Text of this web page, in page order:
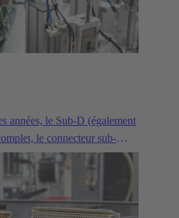
années, le Sub-D (également
le connecteur sub-
une solution éprouvée pour
impliquant la gestion de
avec un nombre
variantes, d'embases, de